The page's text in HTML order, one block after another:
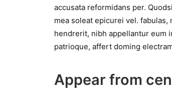
accusata reformidans per.
mea soleat epicurei vel. fabulas,
hendrerit, nibh appellantur eum
patrioque, affert doming
Appear from